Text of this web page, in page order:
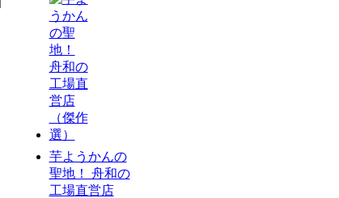
芋ようかんの
聖地！ 舟和の
工場直営店